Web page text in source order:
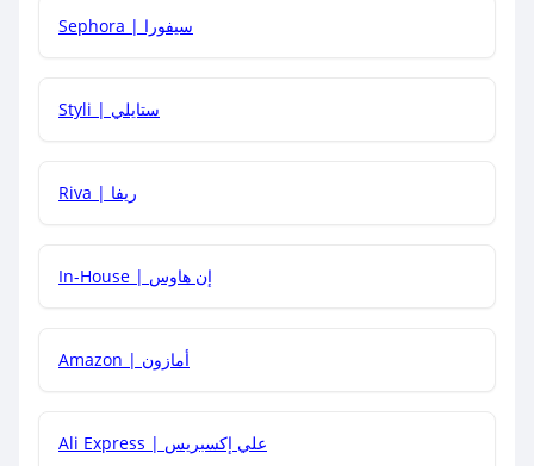
هل يمكنني جمع كود خصم مع العروض الأخرى؟
Sephora | سيفورا
Styli | ستايلي
Riva | ريفا
In-House | إن هاوس
Amazon | أمازون
Ali Express | علي إكسبريس